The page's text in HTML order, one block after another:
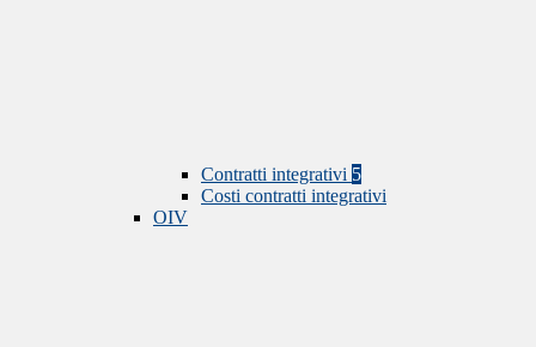
Contratti integrativi 5
Costi contratti integrativi
OIV